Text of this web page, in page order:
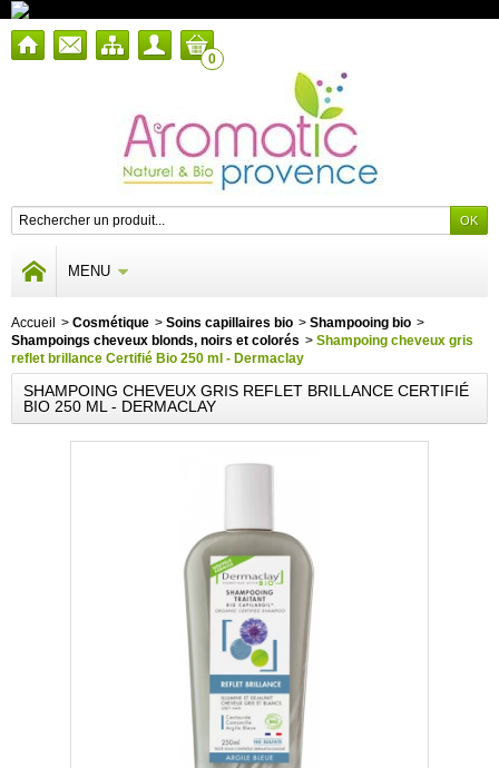
0
MENU
Accueil > Cosmétique > Soins capillaires bio > Shampooing bio >
Shampoings cheveux blonds, noirs et colorés > Shampoing cheveux gris
reflet brillance Certifié Bio 250 ml - Dermaclay
SHAMPOING CHEVEUX GRIS REFLET BRILLANCE CERTIFIÉ
BIO 250 ML - DERMACLAY